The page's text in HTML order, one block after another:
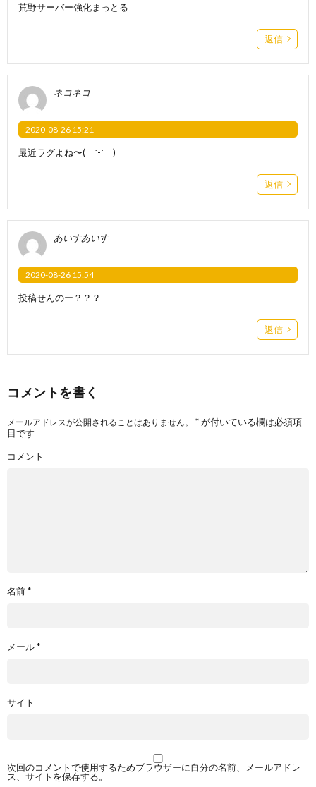
荒野サーバー強化まっとる
返信
ネコネコ
2020-08-26 15:21
最近ラグよね〜( ˙-˙ )
返信
あいすあいす
2020-08-26 15:54
投稿せんのー？？？
返信
コメントを書く
メールアドレスが公開されることはありません。 *が付いている欄は必須項
目です
コメント
名前*
メール*
サイト
次回のコメントで使用するためブラウザーに自分の名前、メールアドレ
ス、サイトを保存する。